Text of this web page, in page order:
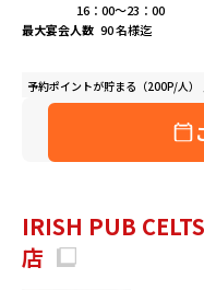
16：00～23：00
最大宴会人数 90 名様迄
予約ポイントが貯まる（200P/人）
IRISH PUB
店